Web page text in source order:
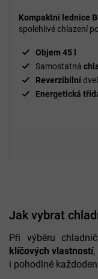
5,0
z
hvězdiček.
Kompaktní lednice
spolehlivé chlazení
Objem 45 l
Samostatná
Reverzibilní
Energetická
Jak vybrat
Při výběru
klíčových vlastností,
i pohodlné